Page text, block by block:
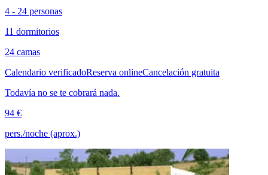
4 - 24 personas
11 dormitorios
24 camas
Calendario verificadoReserva onlineCancelación gratuita
Todavía no se te cobrará nada.
94 €
pers./noche (aprox.)